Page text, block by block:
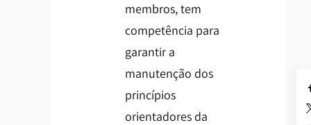
membros, tem
competência para
garantir a
manutenção dos
princípios
orientadores da